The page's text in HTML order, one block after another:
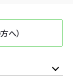
へ）